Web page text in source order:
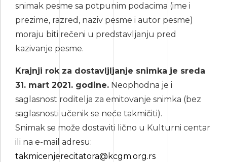
snimak pesme sa potpunim podacima (ime i
prezime, razred, naziv pesme i autor pesme)
moraju biti rečeni u predstavljanju pred
kazivanje pesme.
Krajnji rok za dostavljljanje snimka je sreda
31. mart 2021. godine. Neophodna je i
saglasnost roditelja za emitovanje snimka (bez
saglasnosti učenik se neće takmičiti).
Snimak se može dostaviti lično u Kulturni centar
ili na e-mail adresu:
takmicenjerecitatora@kcgm.org.rs